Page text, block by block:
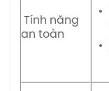
Tính năng
an toàn